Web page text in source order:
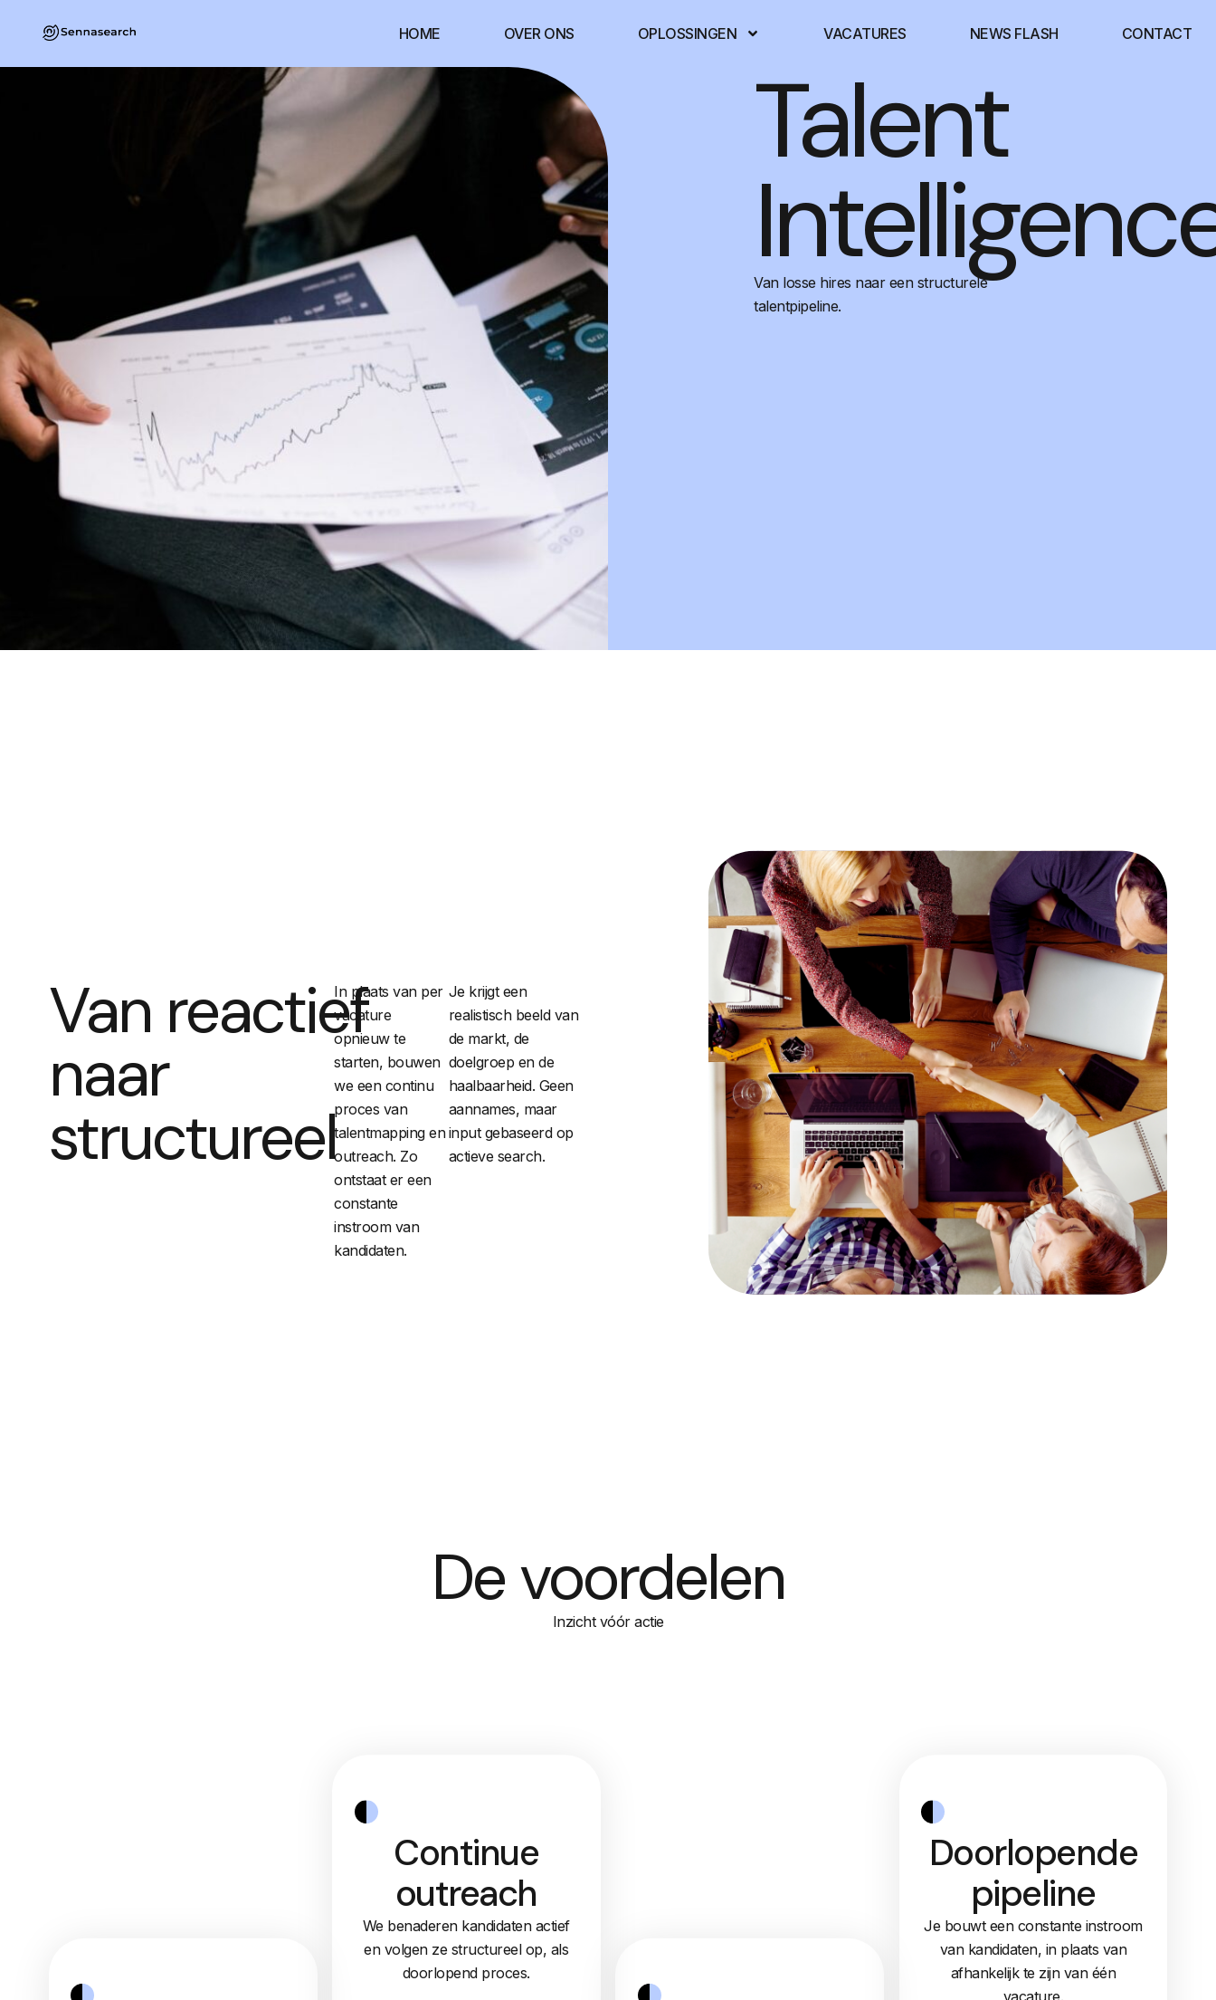
HOME OVER ONS OPLOSSINGEN VACATURES NEWS FLASH CONTACT
Talent
Van losse hires naar een structurele
talentpipeline.
Van reactief
naar
structureel
In plaats van per
vacature
opnieuw te
starten, bouwen
we een continu
proces van
talentmapping en
outreach. Zo
ontstaat er een
constante
instroom van
kandidaten.
Je krijgt een
realistisch beeld van
de markt, de
doelgroep en de
haalbaarheid. Geen
aannames, maar
input gebaseerd op
actieve search.
De voordelen
Inzicht vóór actie
Continue
outreach
We benaderen kandidaten actief
en volgen ze structureel op, als
doorlopend proces.
Doorlopende
pipeline
Je bouwt een constante instroom
van kandidaten, in plaats van
afhankelijk te zijn van één